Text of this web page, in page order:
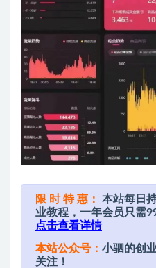
限 时 特 惠：
本站每日
业教程，一年会员只需
点击查看详情
本站公众号： 小驷的创
关注！